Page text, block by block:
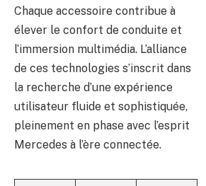
Chaque accessoire contribue à
élever le confort de conduite et
l’immersion multimédia. L’alliance
de ces technologies s’inscrit dans
la recherche d’une expérience
utilisateur fluide et sophistiquée,
pleinement en phase avec l’esprit
Mercedes à l’ère connectée.